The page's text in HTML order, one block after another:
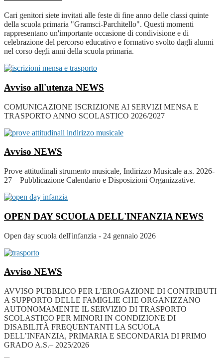
Cari genitori siete invitati alle feste di fine anno delle classi quinte
della scuola primaria "Gramsci-Parchitello". Questi momenti
rappresentano un'importante occasione di condivisione e di
celebrazione del percorso educativo e formativo svolto dagli alunni
nel corso degli anni della scuola primaria.
Avviso all'utenza NEWS
COMUNICAZIONE ISCRIZIONE AI SERVIZI MENSA E
TRASPORTO ANNO SCOLASTICO 2026/2027
Avviso NEWS
Prove attitudinali strumento musicale, Indirizzo Musicale a.s. 2026-
27 – Pubblicazione Calendario e Disposizioni Organizzative.
OPEN DAY SCUOLA DELL'INFANZIA NEWS
Open day scuola dell'infanzia - 24 gennaio 2026
Avviso NEWS
AVVISO PUBBLICO PER L’EROGAZIONE DI CONTRIBUTI
A SUPPORTO DELLE FAMIGLIE CHE ORGANIZZANO
AUTONOMAMENTE IL SERVIZIO DI TRASPORTO
SCOLASTICO PER MINORI IN CONDIZIONE DI
DISABILITÀ FREQUENTANTI LA SCUOLA
DELL’INFANZIA, PRIMARIA E SECONDARIA DI PRIMO
GRADO A.S.– 2025/2026